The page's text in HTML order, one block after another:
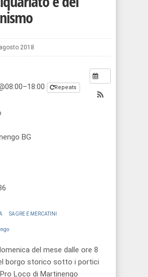
2018
Repeats
BG
SAGRE E MERCATINI
del mese dalle ore 8
borgo storico sotto i portici
Loco di Martinengo